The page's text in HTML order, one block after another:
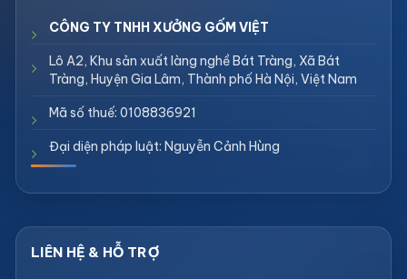
CÔNG TY TNHH XƯỞNG GỐM VIỆT
Lô A2, Khu sản xuất làng nghề Bát Tràng, Xã Bát
Tràng, Huyện Gia Lâm, Thành phố Hà Nội, Việt Nam
Mã số thuế: 0108836921
Đại diện pháp luật: Nguyễn Cảnh Hùng